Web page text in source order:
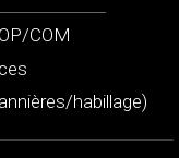
COM
habillage)